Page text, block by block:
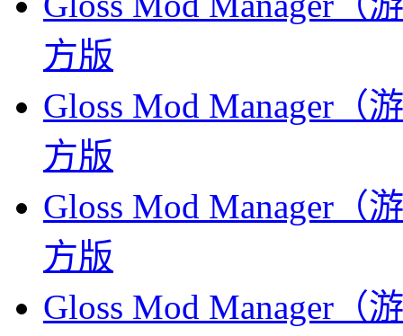
方版
Gloss Mod Manager（
方版
Gloss Mod Manager（
方版
Gloss Mod Manager（